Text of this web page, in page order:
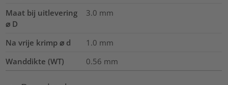
Maat bij uitlevering
⌀ D
3.0 mm
Na vrije krimp ⌀ d 1.0 mm
Wanddikte (WT)
0.56 mm